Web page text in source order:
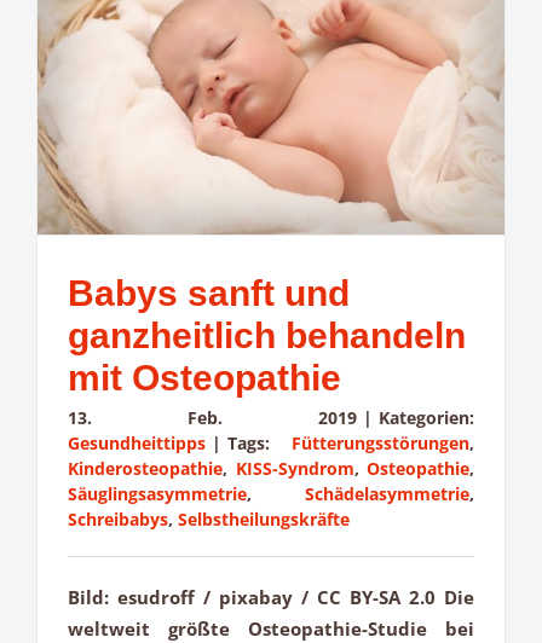
Babys sanft und
ganzheitlich behandeln
mit Osteopathie
13. Feb. 2019 | Kategorien:
Gesundheittipps | Tags: Fütterungsstörungen,
Kinderosteopathie, KISS-Syndrom, Osteopathie,
Säuglingsasymmetrie, Schädelasymmetrie,
Schreibabys, Selbstheilungskräfte
Bild: esudroff / pixabay / CC BY-SA 2.0 Die
weltweit größte Osteopathie-Studie bei